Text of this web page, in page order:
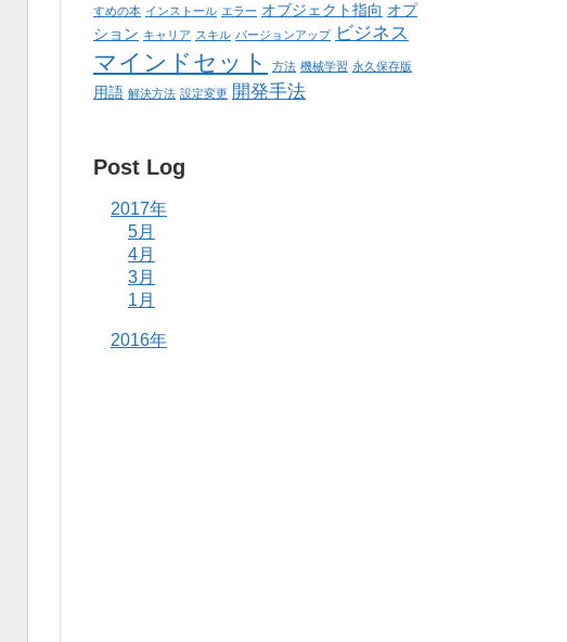
すめの本 インストール エラー オブジェクト指向 オプ
ション キャリア スキル バージョンアップ ビジネス
マインドセット 方法 機械学習 永久保存版
用語 解決方法 設定変更 開発手法
Post Log
2017年
5月
4月
3月
1月
2016年